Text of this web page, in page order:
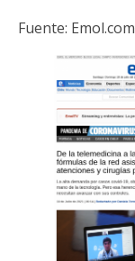
Fuente: Emol.com